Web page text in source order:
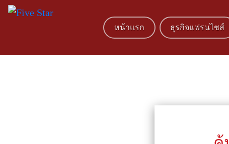
หน้าแรก ธุรกิจแฟรนไชส์